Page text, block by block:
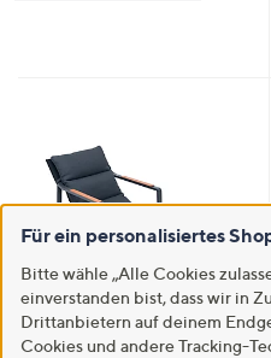
B-WARE
Für ein personalisiertes
Bitte wähle „Alle Cookies
einverstanden bist, dass wir in
Drittanbietern auf deinem
Cookies und andere Tracking-